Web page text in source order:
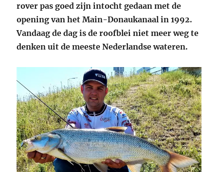
rover pas goed zijn intocht gedaan met de
opening van het Main-Donaukanaal in 1992.
Vandaag de dag is de roofblei niet meer weg te
denken uit de meeste Nederlandse wateren.